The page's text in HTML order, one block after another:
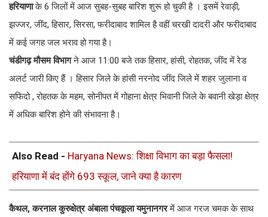
हरियाणाके 6 जिलों में आज सुबह-सुबह बारिश शुरू हो चुकी है । इसमें रेवाड़ी,
झज्जर, जींद, हिसार, सिरसा, फरीदाबाद शामिल है वहीं चरखी दादरी और फरीदाबाद
में कई जगह जल भराव हो गया है।
चंडीगढ़ मौसम विभागने आज 11:00 बजे तक हिसार, हांसी, रोहतक, जींद में रेड
अलर्ट जारी किए हैं । हिसार जिले के हांसी नरनोद जींद जिले में शहर जुलाना व
सफिदो , रोहतक के महम, सोनीपत में गोहाना क्षेत्र भिवानी जिले के बवानी खेड़ा क्षेत्र
में अधिक बारिश होने की संभावना है।
Also Read - Haryana News: शिक्षा विभाग का बड़ा फैसला!
हरियाणा में बंद होंगे 693 स्कूल, जाने क्या है कारण
कैथल, करनाल कुरुक्षेत्र अंबाला पंचकूला यमुनानगरमें आज गरज चमक के साथ